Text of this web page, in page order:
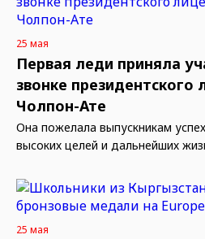
25 мая
Первая леди приняла
звонке
Чолпон-Ате
Она пожелала выпускникам
высоких целей и дальнейших
25 мая